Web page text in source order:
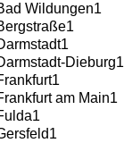
Wildungen1
1
1
Dieburg1
1
am Main1
1
1